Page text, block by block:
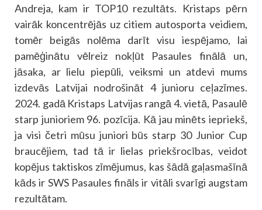
Andreja, kam ir TOP10 rezultāts. Kristaps pērn
vairāk koncentrējās uz citiem autosporta veidiem,
tomēr beigās nolēma darīt visu iespējamo, lai
pamēģinātu vēlreiz nokļūt Pasaules finālā un,
jāsaka, ar lielu piepūli, veiksmi un atdevi mums
izdevās Latvijai nodrošināt 4 junioru ceļazīmes.
2024. gadā Kristaps Latvijas rangā 4. vietā, Pasaulē
starp junioriem 96. pozīcija. Kā jau minēts iepriekš,
ja visi četri mūsu juniori būs starp 30 Junior Cup
braucējiem, tad tā ir lielas priekšrocības, veidot
kopējus taktiskos zīmējumus, kas šādā gaļasmašīnā
kāds ir SWS Pasaules fināls ir vitāli svarīgi augstam
rezultātam.